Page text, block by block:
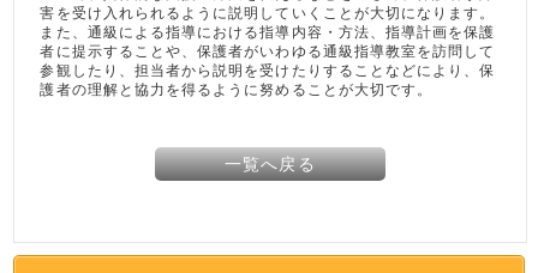
害を受け入れられるように説明していくことが大切になります。
また、通級による指導における指導内容・方法、指導計画を保護
者に提示することや、保護者がいわゆる通級指導教室を訪問して
参観したり、担当者から説明を受けたりすることなどにより、保
護者の理解と協力を得るように努めることが大切です。
一覧へ戻る